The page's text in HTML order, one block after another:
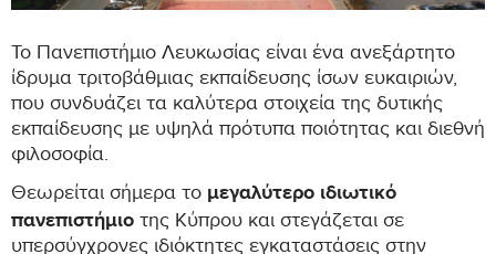
Το Πανεπιστήμιο Λευκωσίας είναι ένα ανεξάρτητο
ίδρυμα τριτοβάθμιας εκπαίδευσης ίσων ευκαιριών,
που συνδυάζει τα καλύτερα στοιχεία της δυτικής
εκπαίδευσης με υψηλά πρότυπα ποιότητας και διεθνή
φιλοσοφία.
Θεωρείται σήμερα το μεγαλύτερο ιδιωτικό
πανεπιστήμιο της Κύπρου και στεγάζεται σε